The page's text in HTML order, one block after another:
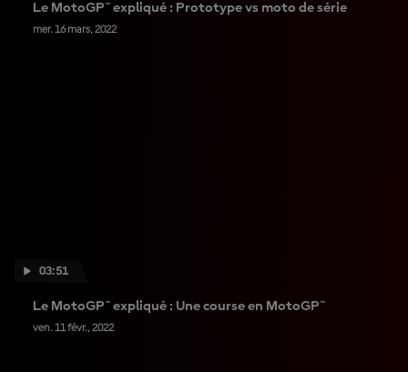
Le MotoGP™ expliqué : Prototype vs moto de série
mer. 16 mars, 2022
03:51
Le MotoGP™ expliqué : Une course en MotoGP™
ven. 11 févr., 2022